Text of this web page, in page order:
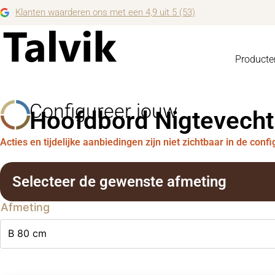
Klanten waarderen ons met een 4,9 uit 5 (53)
Configureer jouw
Hoofdbord Nigtevecht
Acties en tijdelijke aanbiedingen zijn niet zichtbaar in de
Selecteer de gewenste afmeting
Afmeting